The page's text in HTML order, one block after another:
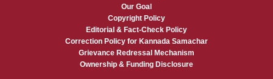
Our Goal
Copyright Policy
Editorial & Fact-Check Policy
Correction Policy for Kannada Samachar
Grievance Redressal Mechanism
Ownership & Funding Disclosure